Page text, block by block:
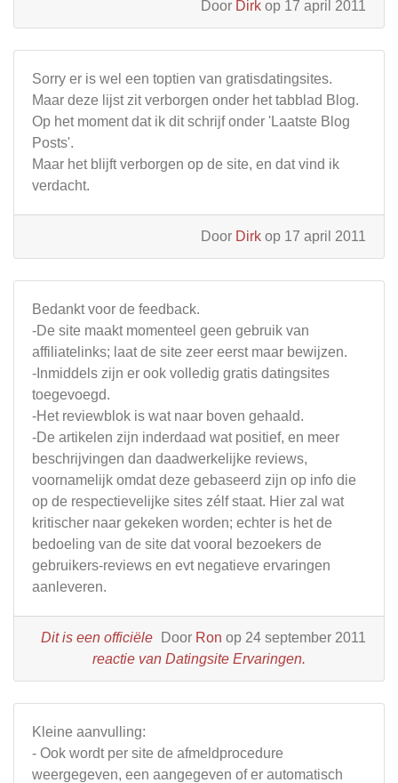
Door Dirk op 17 april 2011
Sorry er is wel een toptien van gratisdatingsites.
Maar deze lijst zit verborgen onder het tabblad Blog.
Op het moment dat ik dit schrijf onder 'Laatste Blog
Posts'.
Maar het blijft verborgen op de site, en dat vind ik
verdacht.
Door Dirk op 17 april 2011
Bedankt voor de feedback.
-De site maakt momenteel geen gebruik van
affiliatelinks; laat de site zeer eerst maar bewijzen.
-Inmiddels zijn er ook volledig gratis datingsites
toegevoegd.
-Het reviewblok is wat naar boven gehaald.
-De artikelen zijn inderdaad wat positief, en meer
beschrijvingen dan daadwerkelijke reviews,
voornamelijk omdat deze gebaseerd zijn op info die
op de respectievelijke sites zélf staat. Hier zal wat
kritischer naar gekeken worden; echter is het de
bedoeling van de site dat vooral bezoekers de
gebruikers-reviews en evt negatieve ervaringen
aanleveren.
Door Ron op 24 september 2011
Dit is een officiële
reactie van Datingsite Ervaringen.
Kleine aanvulling:
- Ook wordt per site de afmeldprocedure
weergegeven, een aangegeven of er automatisch